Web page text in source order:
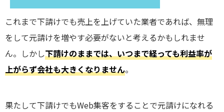
これまで下請けでも売上を上げていた業者であれば、無理
をして元請けを増やす必要がないと考えるかもしれませ
ん。しかし下請けのままでは、いつまで経っても利益率が
上がらず会社も大きくなりません。
果たして下請けでもWeb集客をすることで元請けになれる